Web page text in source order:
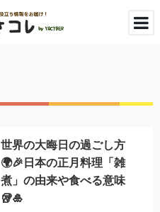
世界の大晦日の過ごし方
🌍🎉日本の正月料理「雑
煮」の由来や食べる意味
🥡🎍